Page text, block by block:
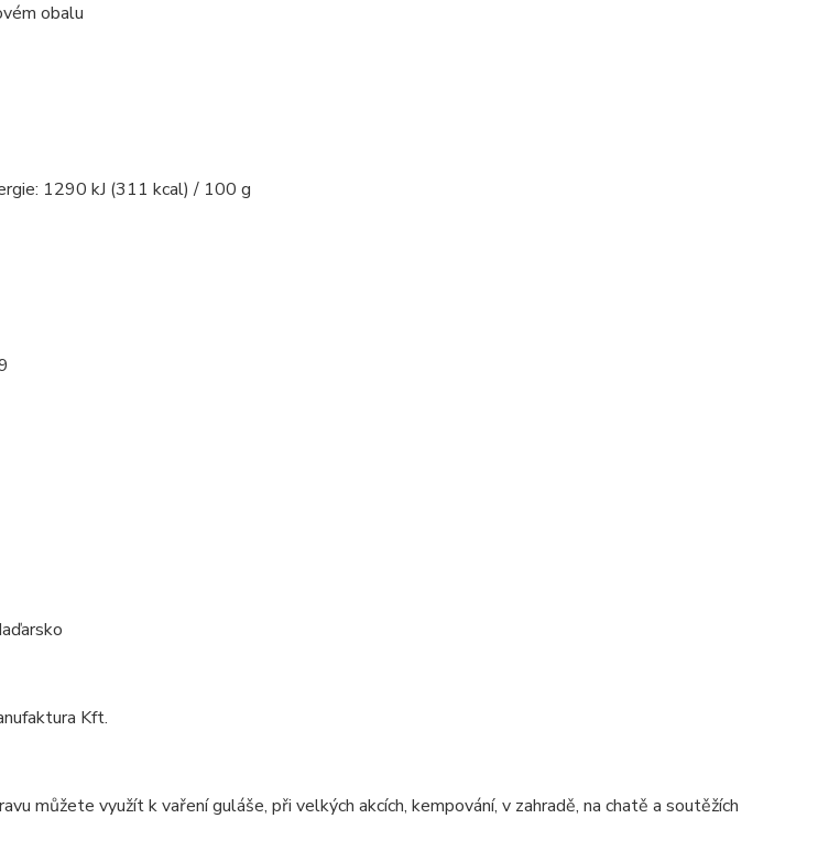
obalu
1290 kJ (311 kcal) / 100 g
Kft.
můžete využít k vaření guláše, při velkých akcích, kempování, v zahradě, na chatě a soutěžích